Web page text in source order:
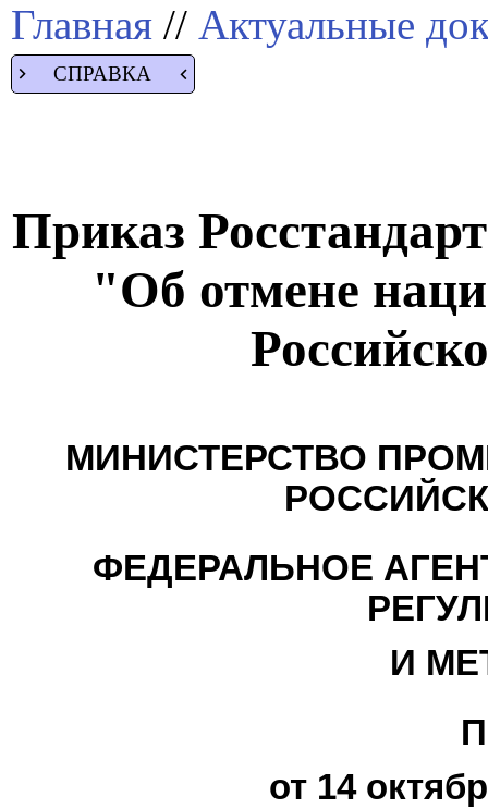
Главная // Актуальные
СПРАВКА
Приказ
"Об отмене
МИНИСТЕРСТВО
ФЕДЕРАЛЬНОЕ
И
от 14